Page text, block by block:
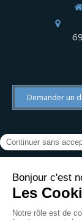
Demander un
©2022